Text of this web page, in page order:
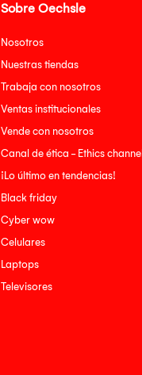
Sobre Oechsle
Nosotros
Nuestras tiendas
Trabaja con nosotros
Ventas institucionales
Vende con nosotros
Canal de ética - Ethics channel
¡Lo último en tendencias!
Black friday
Cyber wow
Celulares
Laptops
Televisores